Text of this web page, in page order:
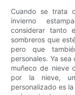
Cuando se trata
invierno
considerar tanto
sombreros que
pero que
personales. Ya
muñeco de nieve
por la nieve,
personalizado es